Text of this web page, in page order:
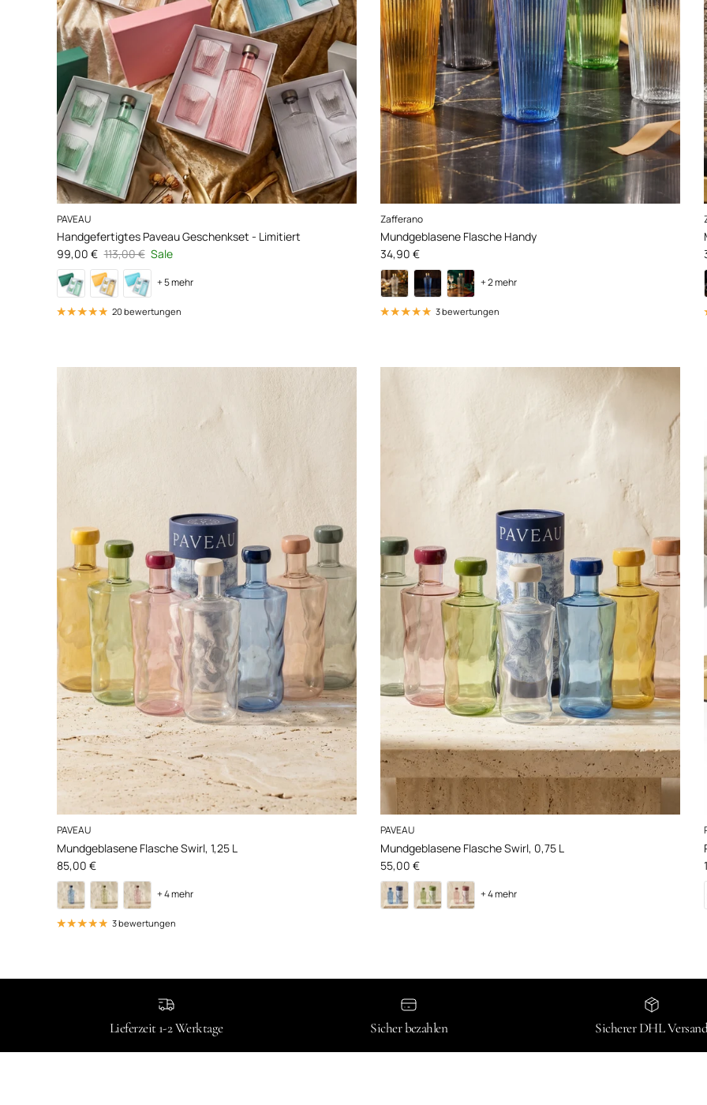
PAVEAU
Handgefertigtes Paveau Geschenkset - Limitiert
Verkaufspreis
99,00 € Normaler Preis
113,00 € Sale
+ 5 mehr
20 bewertungen
Zafferano
Mundgeblasene Flasche Handy
Normaler Preis
34,90 €
+ 2 mehr
3 bewertungen
PAVEAU
Mundgeblasene Flasche Swirl, 1,25 L
Normaler Preis
85,00 €
+ 4 mehr
3 bewertungen
PAVEAU
Mundgeblasene Flasche Swirl, 0,75 L
Normaler Preis
55,00 €
+ 4 mehr
Lieferzeit 1-2 Werktage Sicher bezahlen Sicherer DHL